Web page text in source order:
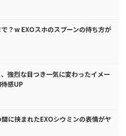
？w EXOスホのスプーンの持ち方が
強烈な目つき一気に変わったイメー
感UP
に挟まれたEXOシウミンの表情がヤ